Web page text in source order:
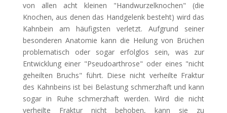
von allen acht kleinen "Handwurzelknochen" (die
Knochen, aus denen das Handgelenk besteht) wird das
Kahnbein am häufigsten verletzt. Aufgrund seiner
besonderen Anatomie kann die Heilung von Brüchen
problematisch oder sogar erfolglos sein, was zur
Entwicklung einer "Pseudoarthrose" oder eines "nicht
geheilten Bruchs" führt. Diese nicht verheilte Fraktur
des Kahnbeins ist bei Belastung schmerzhaft und kann
sogar in Ruhe schmerzhaft werden. Wird die nicht
verheilte Fraktur nicht behoben, kann sie zu